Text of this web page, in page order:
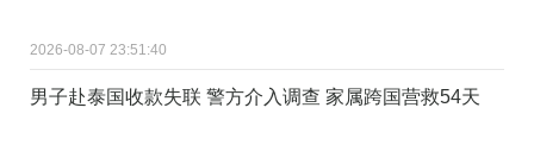
2026-08-07 23:51:40
男子赴泰国收款失联 警方介入调查 家属跨国营救54天